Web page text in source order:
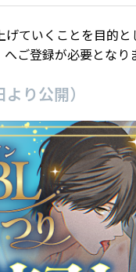
ていくことを目的と
ご登録が必要となり
り公開）